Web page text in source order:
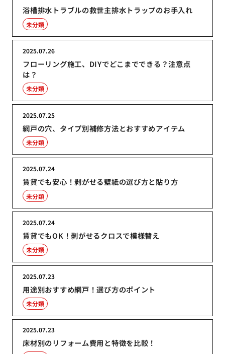
浴槽排水トラブルの救世主排水トラップのお手入れ
未分類
フローリング施工、DIYでどこまでできる？注意点
は？
2025.07.26
未分類
網戸の穴、タイプ別補修方法とおすすめアイテム
2025.07.25
未分類
賃貸でも安心！剥がせる壁紙の選び方と貼り方
2025.07.24
未分類
賃貸でもOK！剥がせるクロスで模様替え
2025.07.24
未分類
用途別おすすめ網戸！選び方のポイント
2025.07.23
未分類
床材別のリフォーム費用と特徴を比較！
2025.07.23